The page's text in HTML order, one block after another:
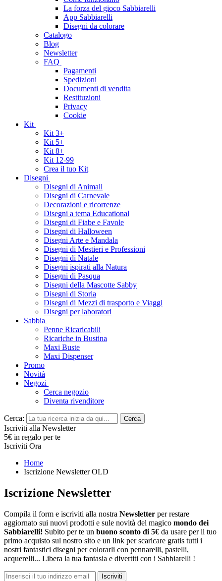
La forza del gioco Sabbiarelli
App Sabbiarelli
Disegni da colorare
Catalogo
Blog
Newsletter
FAQ
Pagamenti
Spedizioni
Documenti di vendita
Restituzioni
Privacy
Cookie
Kit
Kit 3+
Kit 5+
Kit 8+
Kit 12-99
Crea il tuo Kit
Disegni
Disegni di Animali
Disegni di Carnevale
Decorazioni e ricorrenze
Disegni a tema Educational
Disegni di Fiabe e Favole
Disegni di Halloween
Disegni Arte e Mandala
Disegni di Mestieri e Professioni
Disegni di Natale
Disegni ispirati alla Natura
Disegni di Pasqua
Disegni della Mascotte Sabby
Disegni di Storia
Disegni di Mezzi di trasporto e Viaggi
Disegni per laboratori
Sabbia
Penne Ricaricabili
Ricariche in Bustina
Maxi Buste
Maxi Dispenser
Promo
Novità
Negozi
Cerca negozio
Diventa rivenditore
Cerca: Cerca
Iscriviti alla Newsletter
5€ in regalo per te
Iscriviti Ora
Home
Iscrizione Newsletter OLD
Iscrizione Newsletter
Compila il form e iscriviti alla nostra Newsletter per restare
aggiornato sui nuovi prodotti e sule novità del magico mondo dei
Sabbiarelli! Subito per te un buono sconto di 5€ da usare per il tuo
primo acquisto sul nostro sito e un link per scaricare gratis tutti i
nostri fantastici disegni per colorarli con pennarelli, pastelli,
acquerelli... Libera la tua fantasia e divertiti con i Sabbiarelli !
Iscriviti